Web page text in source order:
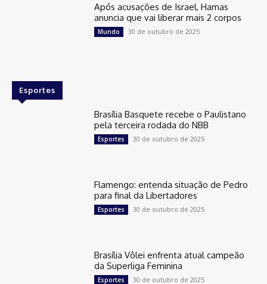
Após acusações de Israel, Hamas
anuncia que vai liberar mais 2 corpos
Mundo 30 de outubro de 2025
Esportes
Brasília Basquete recebe o Paulistano
pela terceira rodada do NBB
Esportes 30 de outubro de 2025
Flamengo: entenda situação de Pedro
para final da Libertadores
Esportes 30 de outubro de 2025
Brasília Vôlei enfrenta atual campeão
da Superliga Feminina
Esportes 30 de outubro de 2025